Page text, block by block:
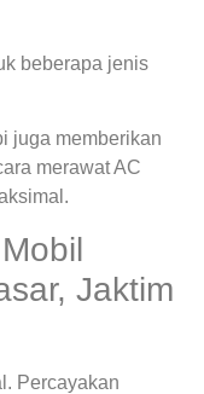
beberapa jenis
juga memberikan
merawat AC
Jaktim
Percayakan